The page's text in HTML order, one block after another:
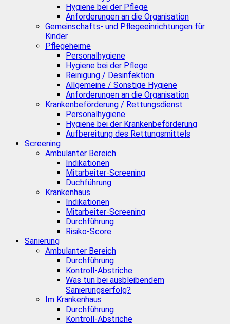
Hygiene bei der Pflege
Anforderungen an die Organisation
Gemeinschafts- und Pflegeeinrichtungen für
Kinder
Pflegeheime
Personalhygiene
Hygiene bei der Pflege
Reinigung / Desinfektion
Allgemeine / Sonstige Hygiene
Anforderungen an die Organisation
Krankenbeförderung / Rettungsdienst
Personalhygiene
Hygiene bei der Krankenbeförderung
Aufbereitung des Rettungsmittels
Screening
Ambulanter Bereich
Indikationen
Mitarbeiter-Screening
Duchführung
Krankenhaus
Indikationen
Mitarbeiter-Screening
Durchführung
Risiko-Score
Sanierung
Ambulanter Bereich
Durchführung
Kontroll-Abstriche
Was tun bei ausbleibendem
Sanierungserfolg?
Im Krankenhaus
Durchführung
Kontroll-Abstriche